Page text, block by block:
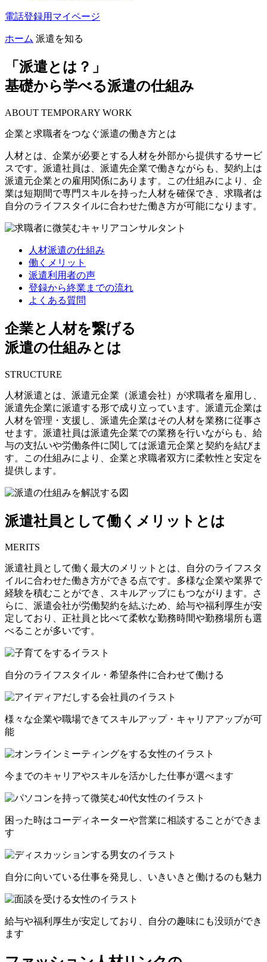
電話登録用マイページ
ホーム 派遣を知る
「派遣とは？」
基礎から学べる派遣の仕組み
ABOUT TEMPORARY WORK
企業と求職者をつなぐ派遣の働き方とは
人材とは、企業が必要とする人材を外部から提供するサービ
スです。派遣社員は、派遣先企業で働きながらも、契約上は
派遣元企業との雇用関係にあります。この仕組みにより、企
業は短期間で専門スキルを持った人材を確保でき、求職者は
自分のライフスタイルに合わせた働き方が可能になります。
人材派遣の仕組み
働くメリット
派遣利用者の声
登録から終業までの流れ
よくある質問
企業と人材を繋げる
派遣の仕組みとは
STRUCTURE
人材派遣とは、派遣元企業（派遣会社）が求職者を雇用し、
派遣先企業に派遣する形で成り立っています。派遣元企業は
人材を管理・支援し、派遣先企業はその人材を業務に従事さ
せます。派遣社員は派遣先企業での業務を行いながらも、給
与の支払いや労働条件に関しては派遣元企業と契約を結びま
す。この仕組みにより、企業と求職者双方に柔軟性と安定を
提供します。
派遣社員として働くメリットとは
MERITS
派遣社員として働く最大のメリットとは、自分のライフスタ
イルに合わせた働き方ができる点です。多様な企業や業界で
経験を積むことができ、スキルアップにもつながります。さ
らに、派遣会社が労働契約を結ぶため、給与や福利厚生が安
定しており、正社員と比べて柔軟な勤務時間や勤務場所も選
べることが多いです。
自分のライフスタイル・希望条件に合わせて働ける
様々な企業や職場できてスキルアップ・キャリアアップが可
能
今までのキャリアやスキルを活かした仕事が選べます
困った時はコーディネーターや営業に相談することができま
す
自分に向いている仕事を発見し、いきいきと働けるのも魅力
給与や福利厚生が安定しており、自分の趣味にも没頭ができ
ます